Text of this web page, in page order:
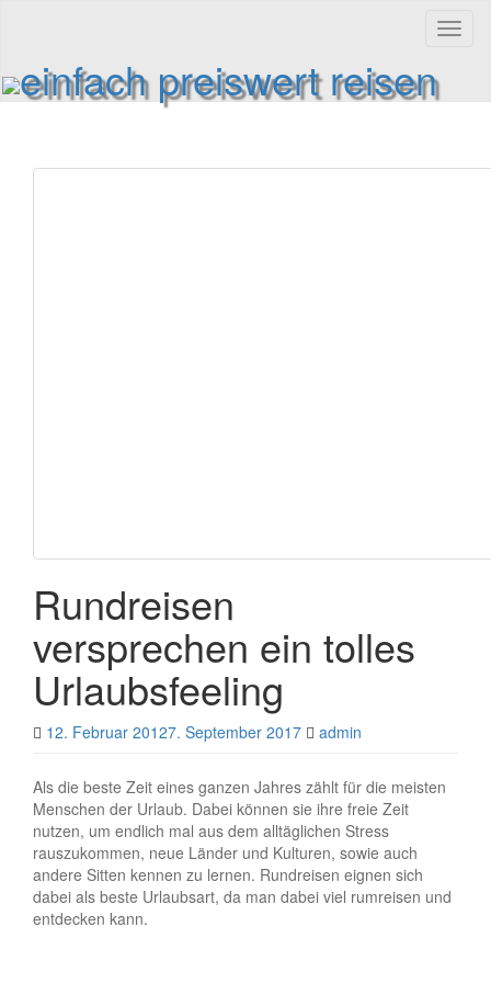
einfach preiswert reisen
Reiseinformationen und Reisetipps
Rundreisen
versprechen ein tolles
Urlaubsfeeling
12. Februar 20127. September 2017 admin
Als die beste Zeit eines ganzen Jahres zählt für die meisten
Menschen der Urlaub. Dabei können sie ihre freie Zeit
nutzen, um endlich mal aus dem alltäglichen Stress
rauszukommen, neue Länder und Kulturen, sowie auch
andere Sitten kennen zu lernen. Rundreisen eignen sich
dabei als beste Urlaubsart, da man dabei viel rumreisen und
entdecken kann.